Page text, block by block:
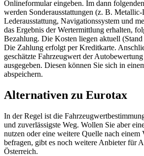
Onlineformular eingeben. Im dann
werden Sonderausstattungen (z. B.
Lederausstattung, Navigationssystem und
das Ergebnis der Wertermittlung erhalten,
Bezahlung. Die Kosten liegen aktuell
Die Zahlung erfolgt per Kreditkarte.
geschätzte Fahrzeugwert der
ausgegeben. Diesen können Sie sich in
abspeichern.
Alternativen zu Eurotax
In der Regel ist die
und zuverlässigste Weg. Wollen Sie aber
nutzen oder eine weitere Quelle nach einem
befragen, gibt es noch weitere Anbieter für
Österreich.